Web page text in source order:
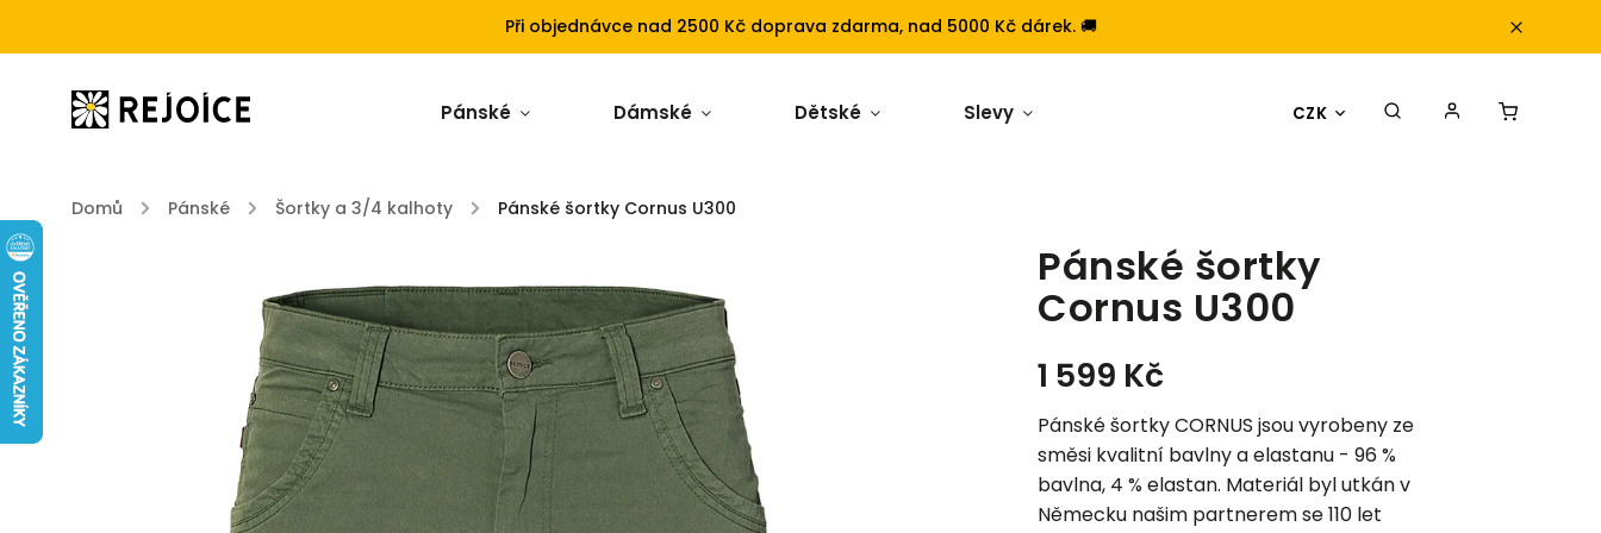
Při objednávce nad 2500 Kč doprava zdarma, nad 5000 Kč dárek. 🚚
CZK
Pánské Dámské Dětské Slevy
Domů / Pánské / Šortky a 3/4 kalhoty / Pánské šortky Cornus U300
Pánské šortky
Cornus U300
1 599 Kč
Pánské šortky CORNUS jsou vyrobeny ze
směsi kvalitní bavlny a elastanu - 96 %
bavlna, 4 % elastan. Materiál byl utkán v
Německu našim partnerem se 110 let